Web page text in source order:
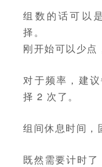
组数的话可以
择。
刚开始可以少点
对于频率，建
择 2 次了。
组间休息时间，
既然需要计时